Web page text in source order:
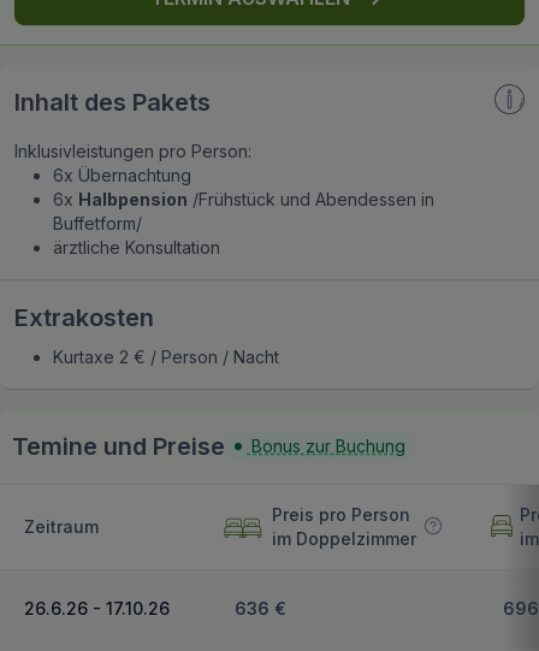
Inhalt des Pakets
Inklusivleistungen pro Person:
6x Übernachtung
6x Halbpension /Frühstück und Abendessen in
Buffetform/
ärztliche Konsultation
Extrakosten
Kurtaxe 2 € / Person / Nacht
Temine und Preise Bonus zur Buchung
Zeitraum
Preis pro Person
im Doppelzimmer
26.6.26 - 17.10.26 636 €